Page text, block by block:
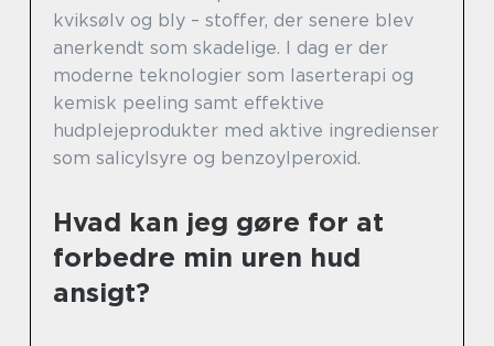
kviksølv og bly – stoffer, der senere blev
anerkendt som skadelige. I dag er der
moderne teknologier som laserterapi og
kemisk peeling samt effektive
hudplejeprodukter med aktive ingredienser
som salicylsyre og benzoylperoxid.
Hvad kan jeg gøre for at
forbedre min uren hud
ansigt?